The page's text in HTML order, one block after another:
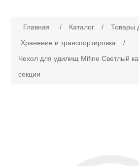
Каталог
Главная / Каталог / Товары
Хранение и транспортировка
/
Чехол для удилищ Mifine Светлый
секции